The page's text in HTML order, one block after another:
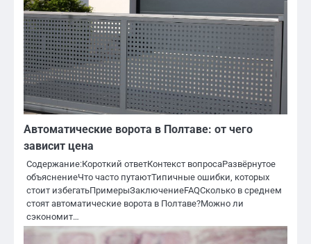
Автоматические ворота в Полтаве: от чего
зависит цена
Содержание:Короткий ответКонтекст вопросаРазвёрнутое
объяснениеЧто часто путаютТипичные ошибки, которых
стоит избегатьПримерыЗаключениеFAQСколько в среднем
стоят автоматические ворота в Полтаве?Можно ли
сэкономит…